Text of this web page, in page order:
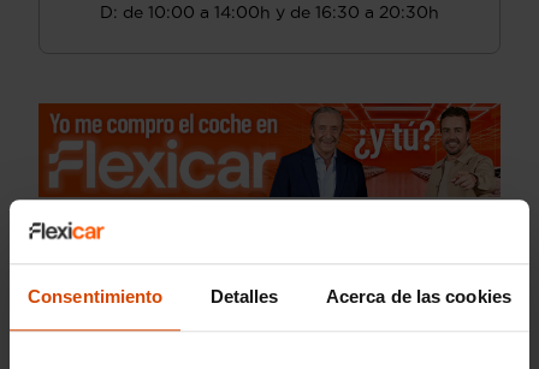
Consentimiento Detalles Acerca de las cookies
D: de 10:00 a 14:00h y de 16:30 a 20:30h